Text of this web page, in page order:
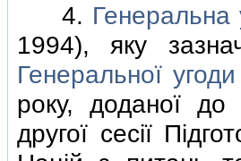
4. Генеральна
1994), яку
Генеральної угоди
року, доданої до
другої сесiї